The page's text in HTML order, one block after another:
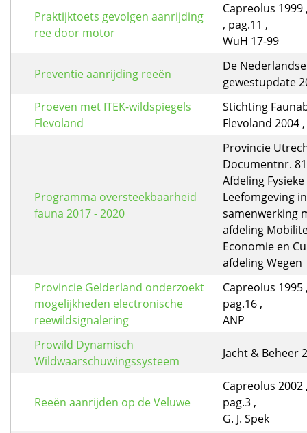
Praktijktoets gevolgen aanrijding
ree door motor
Capreolus 1999
, pag.11 ,
WuH 17-99
Preventie aanrijding reeën
De
gewestupdate
Proeven met ITEK-wildspiegels
Flevoland
Stichting
Flevoland 2004 ,
Programma oversteekbaarheid
fauna 2017 - 2020
Provincie
Documentnr.
Afdeling Fysieke
Leefomgeving in
samenwerking
afdeling
Economie en
afdeling Wegen
Provincie Gelderland onderzoekt
mogelijkheden electronische
reewildsignalering
Capreolus 1995
pag.16 ,
ANP
Prowild Dynamisch
Wildwaarschuwingssysteem
Jacht & Beheer
Reeën aanrijden op de Veluwe
Capreolus 2002
pag.3 ,
G. J. Spek